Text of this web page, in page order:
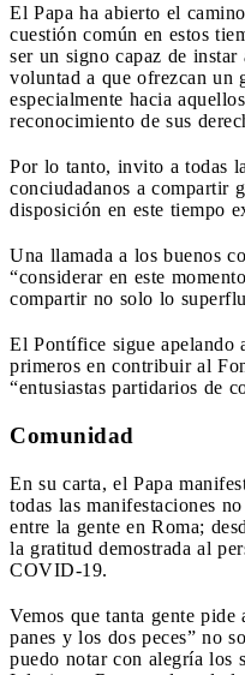
El Papa ha abierto el
cuestión común en estos
ser un signo capaz de instar
voluntad a que ofrezcan un
especialmente hacia
reconocimiento de sus
Por lo tanto, invito a todas
conciudadanos a compartir
disposición en este tiempo
Una llamada a los buenos
“considerar en este
compartir no solo lo
El Pontífice sigue apelando
primeros en contribuir al
“entusiastas partidarios de
Comunidad
En su carta, el Papa
todas las manifestaciones
entre la gente en Roma;
la gratitud demostrada al
COVID-19.
Vemos que tanta gente
panes y los dos peces” no
puedo notar con alegría los